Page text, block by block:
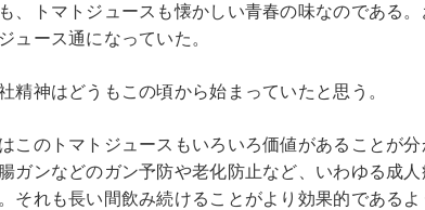
、トマトジュースも懐かしい青春の味なのである
ュース通になっていた。
精神はどうもこの頃から始まっていたと思う。
このトマトジュースもいろいろ価値があることが
ガンなどのガン予防や老化防止など、いわゆる成
それも長い間飲み続けることがより効果的である